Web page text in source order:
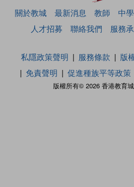
關於教城 最新消息 教師 中
人才招募
聯絡我們 服務
版權所有© 2026 香港教育
私隱政策聲明 服務條款
版
免責聲明
促進種族平等政策